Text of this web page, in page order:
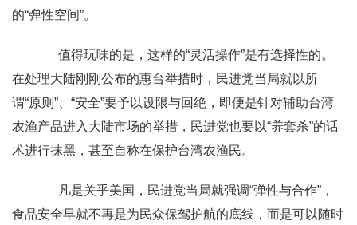
的“弹性空间”。
值得玩味的是，这样的“灵活操作”是有选择性的。
在处理大陆刚刚公布的惠台举措时，民进党当局就以所
谓“原则”、“安全”要予以设限与回绝，即便是针对辅助台湾
农渔产品进入大陆市场的举措，民进党也要以“养套杀”的话
术进行抹黑，甚至自称在保护台湾农渔民。
凡是关乎美国，民进党当局就强调“弹性与合作”，
食品安全早就不再是为民众保驾护航的底线，而是可以随时